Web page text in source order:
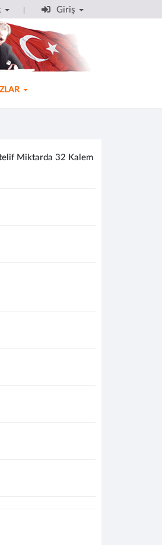
Giriş
Miktarda 32 Kalem